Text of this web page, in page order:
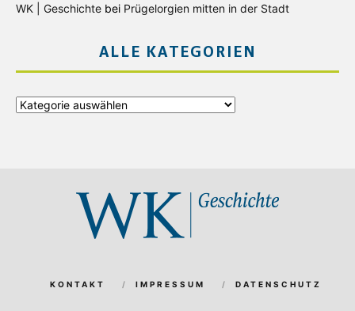
WK | Geschichte bei Prügelorgien mitten in der Stadt
ALLE KATEGORIEN
Alle
KONTAKT IMPRESSUM DATENSCHUTZ